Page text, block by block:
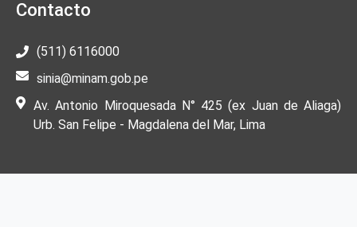
Contacto
(511) 6116000
sinia@minam.gob.pe
Av. Antonio Miroquesada N° 425 (ex Juan de Aliaga)
Urb. San Felipe - Magdalena del Mar, Lima